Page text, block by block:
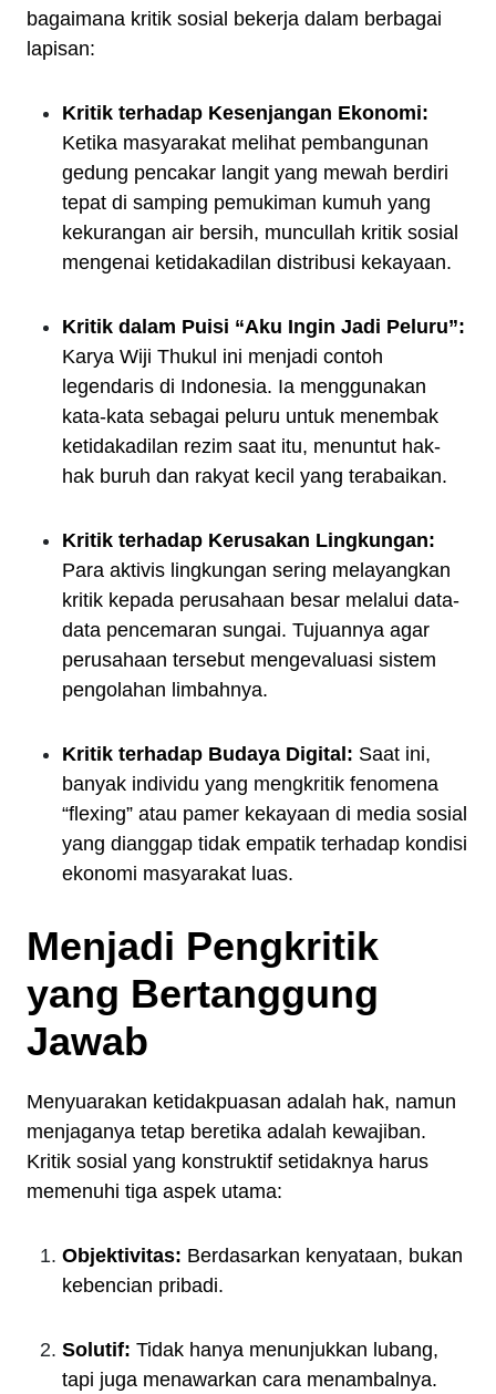
bagaimana kritik sosial bekerja dalam berbagai
lapisan:
Kritik terhadap Kesenjangan Ekonomi:
Ketika masyarakat melihat pembangunan
gedung pencakar langit yang mewah berdiri
tepat di samping pemukiman kumuh yang
kekurangan air bersih, muncullah kritik sosial
mengenai ketidakadilan distribusi kekayaan.
Kritik dalam Puisi “Aku Ingin Jadi Peluru”:
Karya Wiji Thukul ini menjadi contoh
legendaris di Indonesia. Ia menggunakan
kata-kata sebagai peluru untuk menembak
ketidakadilan rezim saat itu, menuntut hak-
hak buruh dan rakyat kecil yang terabaikan.
Kritik terhadap Kerusakan Lingkungan:
Para aktivis lingkungan sering melayangkan
kritik kepada perusahaan besar melalui data-
data pencemaran sungai. Tujuannya agar
perusahaan tersebut mengevaluasi sistem
pengolahan limbahnya.
Kritik terhadap Budaya Digital: Saat ini,
banyak individu yang mengkritik fenomena
“flexing” atau pamer kekayaan di media sosial
yang dianggap tidak empatik terhadap kondisi
ekonomi masyarakat luas.
Menjadi Pengkritik
yang Bertanggung
Jawab
Menyuarakan ketidakpuasan adalah hak, namun
menjaganya tetap beretika adalah kewajiban.
Kritik sosial yang konstruktif setidaknya harus
memenuhi tiga aspek utama:
Objektivitas: Berdasarkan kenyataan, bukan
kebencian pribadi.
Solutif: Tidak hanya menunjukkan lubang,
tapi juga menawarkan cara menambalnya.